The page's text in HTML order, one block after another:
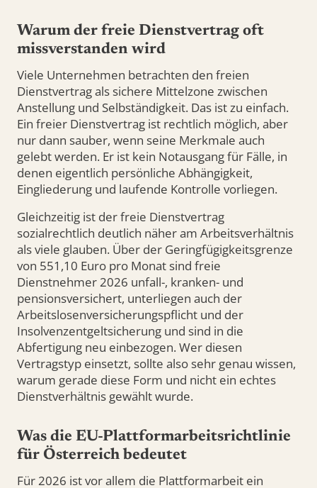
Warum der freie Dienstvertrag oft
missverstanden wird
Viele Unternehmen betrachten den freien
Dienstvertrag als sichere Mittelzone zwischen
Anstellung und Selbständigkeit. Das ist zu einfach.
Ein freier Dienstvertrag ist rechtlich möglich, aber
nur dann sauber, wenn seine Merkmale auch
gelebt werden. Er ist kein Notausgang für Fälle, in
denen eigentlich persönliche Abhängigkeit,
Eingliederung und laufende Kontrolle vorliegen.
Gleichzeitig ist der freie Dienstvertrag
sozialrechtlich deutlich näher am Arbeitsverhältnis
als viele glauben. Über der Geringfügigkeitsgrenze
von 551,10 Euro pro Monat sind freie
Dienstnehmer 2026 unfall-, kranken- und
pensionsversichert, unterliegen auch der
Arbeitslosenversicherungspflicht und der
Insolvenzentgeltsicherung und sind in die
Abfertigung neu einbezogen. Wer diesen
Vertragstyp einsetzt, sollte also sehr genau wissen,
warum gerade diese Form und nicht ein echtes
Dienstverhältnis gewählt wurde.
Was die EU-Plattformarbeitsrichtlinie
für Österreich bedeutet
Für 2026 ist vor allem die Plattformarbeit ein